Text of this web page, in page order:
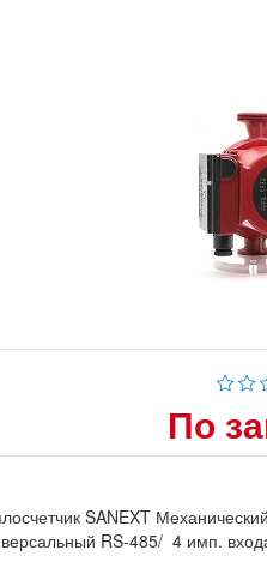
По
SANEXT
RS-485/ 4 имп.